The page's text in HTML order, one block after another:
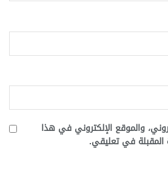
والموقع الإلكتروني في هذا
المقبلة في تعليقي.